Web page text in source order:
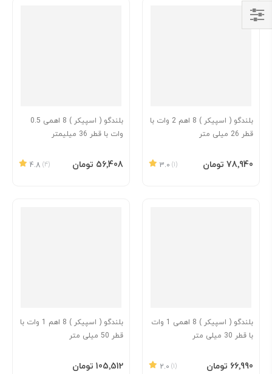
بلندگو ( اسپیکر ) 8 اهم 2 وات با
قطر 26 میلی متر
3.0 (1) ‎78٬940 تومان
افزودن به سبد
بلندگو ( اسپیکر ) 8 اهمی 0.5
وات با قطر 36 میلیمتر
4.8 (4) ‎56٬408 تومان
افزودن به سبد
بلندگو ( اسپیکر ) 8 اهمی 1 وات
با قطر 30 میلی متر
2.0 (1) ‎66٬990 تومان
افزودن به سبد
بلندگو ( اسپیکر ) 8 اهم 1 وات با
قطر 50 میلی متر
‎105٬512 تومان
افزودن به سبد
Shop